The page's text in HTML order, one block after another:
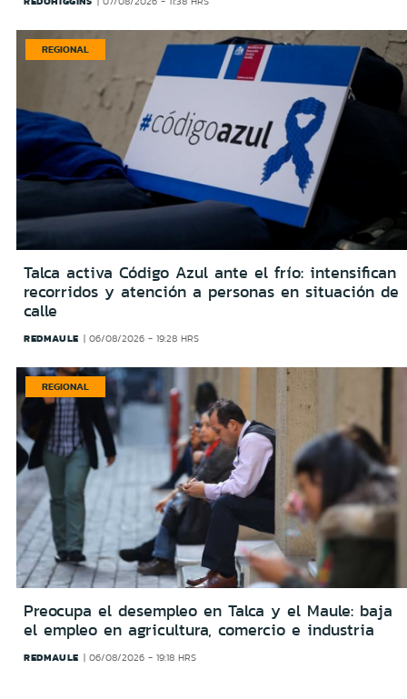
REGIONAL
Talca activa Código Azul ante el frío: intensifican
recorridos y atención a personas en situación de
calle
REDMAULE 06/08/2026 - 19:28 HRS
REGIONAL
Preocupa el desempleo en Talca y el Maule: baja
el empleo en agricultura, comercio e industria
REDMAULE 06/08/2026 - 19:18 HRS